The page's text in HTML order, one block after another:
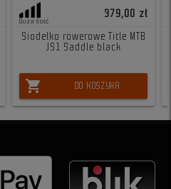
Duża ilość
379,00 zł
Siodełko rowerowe Title MTB
JS1 Saddle black
shopping_cart DO KOSZYKA